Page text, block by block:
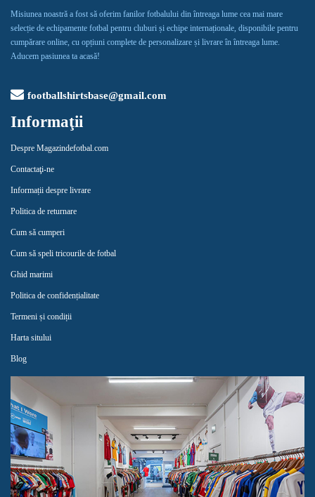
Misiunea noastră a fost să oferim fanilor fotbalului din întreaga lume cea mai mare
selecție de echipamente fotbal pentru cluburi și echipe internaționale, disponibile pentru
cumpărare online, cu opțiuni complete de personalizare și livrare în întreaga lume.
Aducem pasiunea ta acasă!
footballshirtsbase@gmail.com
Informaţii
Despre Magazindefotbal.com
Contactaţi-ne
Informații despre livrare
Politica de returnare
Cum să cumperi
Cum să speli tricourile de fotbal
Ghid marimi
Politica de confidențialitate
Termeni și condiții
Harta sitului
Blog